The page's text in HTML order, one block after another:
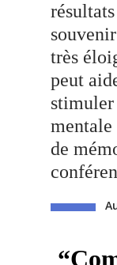
très
peut
mentale
de